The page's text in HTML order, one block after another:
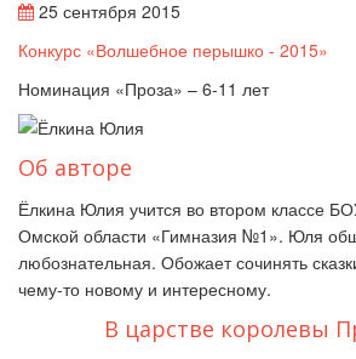
25 сентября 2015
Конкурс «Волшебное перышко - 2015»
Номинация «Проза» – 6-11 лет
Об авторе
Ёлкина Юлия учится во втором классе
Омской области «Гимназия №1». Юля
любознательная. Обожает сочинять
чему-то новому и интересному.
В царстве королевы